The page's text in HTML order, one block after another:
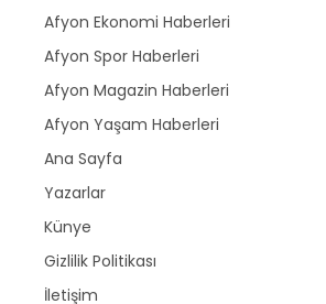
Afyon Ekonomi Haberleri
Afyon Spor Haberleri
Afyon Magazin Haberleri
Afyon Yaşam Haberleri
Ana Sayfa
Yazarlar
Künye
Gizlilik Politikası
İletişim